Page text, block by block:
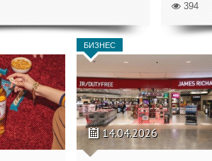
394
БИЗНЕС
14.04.2026